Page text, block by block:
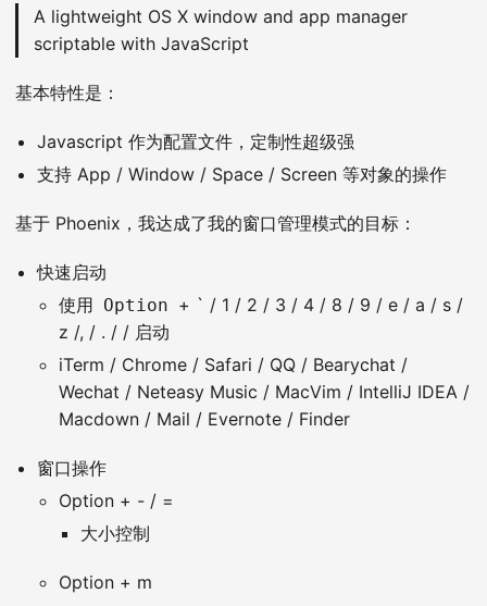
A lightweight OS X window and app manager
scriptable with JavaScript
基本特性是：
Javascript 作为配置文件，定制性超级强
支持 App / Window / Space / Screen 等对象的操作
基于 Phoenix，我达成了我的窗口管理模式的目标：
快速启动
使用 Option + ` / 1 / 2 / 3 / 4 / 8 / 9 / e / a / s /
z /, / . / / 启动
iTerm / Chrome / Safari / QQ / Bearychat /
Wechat / Neteasy Music / MacVim / IntelliJ IDEA /
Macdown / Mail / Evernote / Finder
窗口操作
Option + - / =
大小控制
Option + m